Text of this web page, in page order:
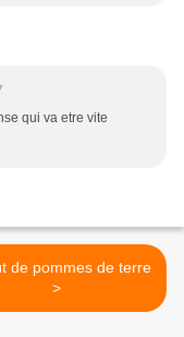
qui va etre vite
de pommes de terre
>